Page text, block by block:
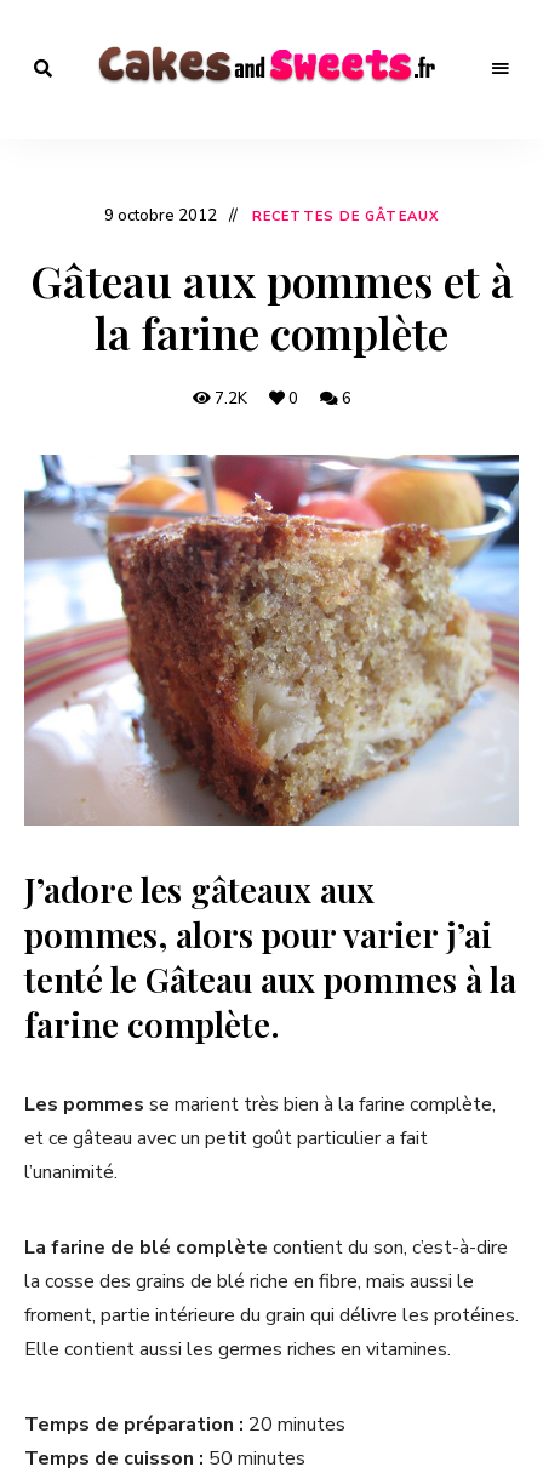
Desserts – Plus de
CakesandSweets.fr
d'urgence
9 octobre 2012 RECETTES DE GÂTEAUX
Gâteau aux pommes et à
la farine complète
7.2K 0 6
J’adore les gâteaux aux
pommes, alors pour varier j’ai
tenté le Gâteau aux pommes à la
farine complète.
Les pommes se marient très bien à la farine complète,
et ce gâteau avec un petit goût particulier a fait
l’unanimité.
La farine de blé complète contient du son, c’est-à-dire
la cosse des grains de blé riche en fibre, mais aussi le
froment, partie intérieure du grain qui délivre les protéines.
Elle contient aussi les germes riches en vitamines.
Temps de préparation : 20 minutes
Temps de cuisson : 50 minutes